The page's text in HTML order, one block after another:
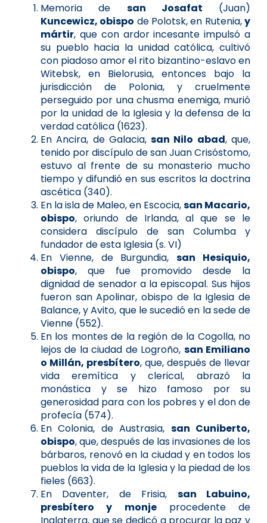
Memoria de san Josafat (Juan)
Kuncewicz, obispo de Polotsk, en Rutenia,y
mártir, que con ardor incesante impulsó a
su pueblo hacia la unidad católica, cultivó
con piadoso amor el rito bizantino-eslavo en
Witebsk, en Bielorusia, entonces bajo la
jurisdicción de Polonia, y cruelmente
perseguido por una chusma enemiga, murió
por la unidad de la Iglesia y la defensa de la
verdad católica (1623).
En Ancira, de Galacia,san Nilo abad, que,
tenido por discípulo de san Juan Crisóstomo,
estuvo al frente de su monasterio mucho
tiempo y difundió en sus escritos la doctrina
ascética (340).
En la isla de Maleo, en Escocia,san Macario,
obispo, oriundo de Irlanda, al que se le
considera discípulo de san Columba y
fundador de esta Iglesia (s. VI)
En Vienne, de Burgundia,san Hesiquio,
obispo, que fue promovido desde la
dignidad de senador a la episcopal. Sus hijos
fueron san Apolinar, obispo de la Iglesia de
Balance, y Avito, que le sucedió en la sede de
Vienne (552).
En los montes de la región de la Cogolla, no
lejos de la ciudad de Logroño, san Emiliano
o Millán, presbítero, que, después de llevar
vida eremítica y clerical, abrazó la
monástica y se hizo famoso por su
generosidad para con los pobres y el don de
profecía (574).
En Colonia, de Austrasia, san Cuniberto,
obispo, que, después de las invasiones de los
bárbaros, renovó en la ciudad y en todos los
pueblos la vida de la Iglesia y la piedad de los
fieles (663).
En Daventer, de Frisia, san Labuino,
presbítero y monjeprocedente de
Inglaterra, que se dedicó a procurar la paz y